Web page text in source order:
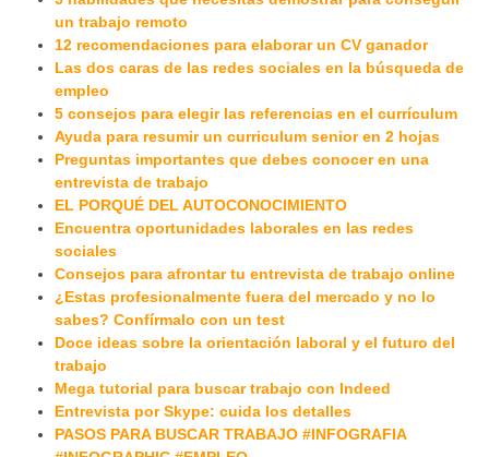
un trabajo remoto
12 recomendaciones para elaborar un CV ganador
Las dos caras de las redes sociales en la búsqueda de
empleo
5 consejos para elegir las referencias en el currículum
Ayuda para resumir un curriculum senior en 2 hojas
Preguntas importantes que debes conocer en una
entrevista de trabajo
EL PORQUÉ DEL AUTOCONOCIMIENTO
Encuentra oportunidades laborales en las redes
sociales
Consejos para afrontar tu entrevista de trabajo online
¿Estas profesionalmente fuera del mercado y no lo
sabes? Confírmalo con un test
Doce ideas sobre la orientación laboral y el futuro del
trabajo
Mega tutorial para buscar trabajo con Indeed
Entrevista por Skype: cuida los detalles
PASOS PARA BUSCAR TRABAJO #INFOGRAFIA